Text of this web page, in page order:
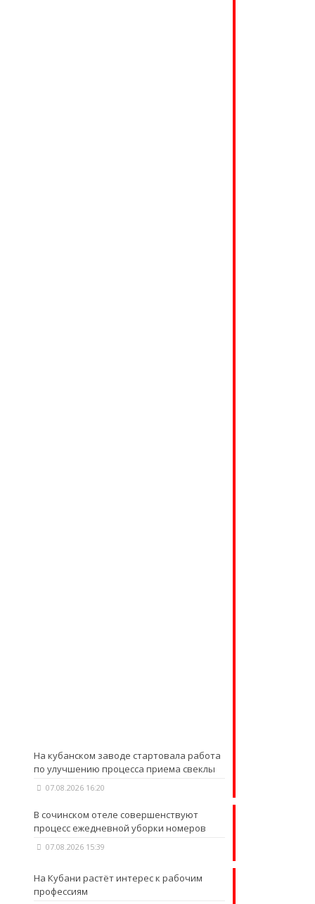
На кубанском заводе стартовала работа
по улучшению процесса приема свеклы
07.08.2026 16:20
В сочинском отеле совершенствуют
процесс ежедневной уборки номеров
07.08.2026 15:39
На Кубани растёт интерес к рабочим
профессиям